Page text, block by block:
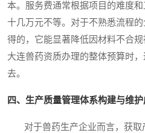
本。服务费通常根据项目的难度
十几万元不等。对于不熟悉流程
得的，它能显著降低因材料不合
大连兽药资质办理的整体预算时
去。
四、生产质量管理体系构建与维
对于兽药生产企业而言，获取